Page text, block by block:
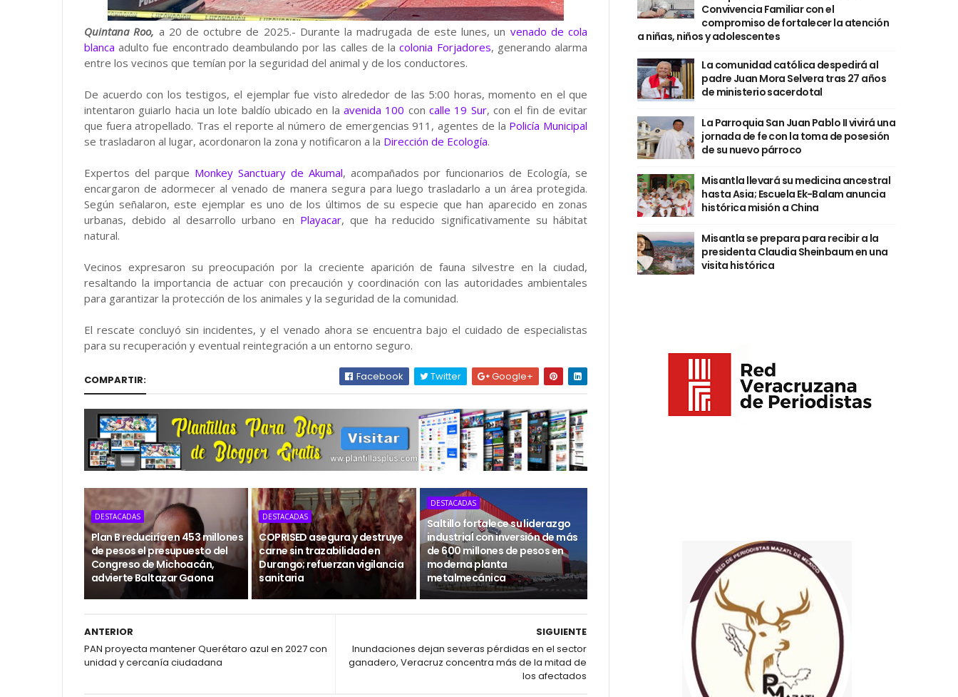
Quintana Roo, a 20 de octubre de 2025.- Durante la madrugada de este lunes, un venado de cola
blanca adulto fue encontrado deambulando por las calles de lacolonia Forjadores, generando alarma
entre los vecinos que temían por la seguridad del animal y de los conductores.
De acuerdo con los testigos, el ejemplar fue visto alrededor de las 5:00 horas, momento en el que
intentaron guiarlo hacia un lote baldío ubicado en la avenida 100 con calle 19 Sur, con el fin de evitar
que fuera atropellado. Tras el reporte al número de emergencias 911, agentes de la Policía Municipal
se trasladaron al lugar, acordonaron la zona y notificaron a la Dirección de Ecología.
Expertos del parque Monkey Sanctuary de Akumal, acompañados por funcionarios de Ecología, se
encargaron de adormecer al venado de manera segura para luego trasladarlo a un área protegida.
Según señalaron, este ejemplar es uno de los últimos de su especie que han aparecido en zonas
urbanas, debido al desarrollo urbano en Playacar, que ha reducido significativamente su hábitat
natural.
Vecinos expresaron su preocupación por la creciente aparición de fauna silvestre en la ciudad,
resaltando la importancia de actuar con precaución y coordinación con las autoridades ambientales
para garantizar la protección de los animales y la seguridad de la comunidad.
El rescate concluyó sin incidentes, y el venado ahora se encuentra bajo el cuidado de especialistas
para su recuperación y eventual reintegración a un entorno seguro.
COMPARTIR: Facebook Twitter Google+
DESTACADAS
Plan B reduciría en 453 millones
de pesos el presupuesto del
Congreso de Michoacán,
advierte Baltazar Gaona
DESTACADAS
COPRISED asegura y destruye
carne sin trazabilidad en
Durango; refuerzan vigilancia
sanitaria
DESTACADAS
Saltillo fortalece su liderazgo
industrial con inversión de más
de 600 millones de pesos en
moderna planta
metalmecánica
SIGUIENTE
Inundaciones dejan severas pérdidas en el sector
ganadero, Veracruz concentra más de la mitad de
los afectados
ANTERIOR
PAN proyecta mantener Querétaro azul en 2027 con
unidad y cercanía ciudadana
Convivencia Familiar con el
compromiso de fortalecer la atención
a niñas, niños y adolescentes
La comunidad católica despedirá al
padre Juan Mora Selvera tras 27 años
de ministerio sacerdotal
La Parroquia San Juan Pablo II vivirá una
jornada de fe con la toma de posesión
de su nuevo párroco
Misantla llevará su medicina ancestral
hasta Asia; Escuela Ek-Balam anuncia
histórica misión a China
Misantla se prepara para recibir a la
presidenta Claudia Sheinbaum en una
visita histórica